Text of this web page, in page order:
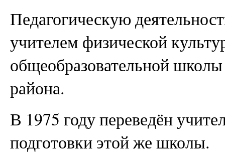
Педагогическую
учителем физической
общеобразовательной
района.
В 1975 году переведён
подготовки этой же школы.